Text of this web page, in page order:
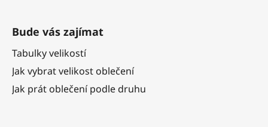
Bude vás zajímat
Tabulky velikostí
Jak vybrat velikost oblečení
Jak prát oblečení podle druhu